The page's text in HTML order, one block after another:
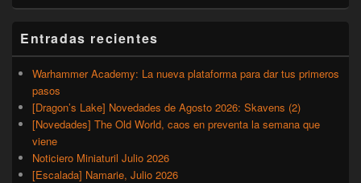
Entradas recientes
Warhammer Academy: La nueva plataforma para dar tus primeros
pasos
[Dragon’s Lake] Novedades de Agosto 2026: Skavens (2)
[Novedades] The Old World, caos en preventa la semana que
viene
Noticiero Miniaturil Julio 2026
[Escalada] Namarie, Julio 2026